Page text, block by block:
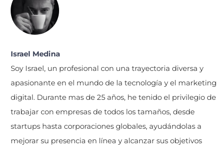
Israel Medina
Soy Israel, un profesional con una trayectoria diversa y
apasionante en el mundo de la tecnología y el marketing
digital. Durante mas de 25 años, he tenido el privilegio de
trabajar con empresas de todos los tamaños, desde
startups hasta corporaciones globales, ayudándolas a
mejorar su presencia en línea y alcanzar sus objetivos